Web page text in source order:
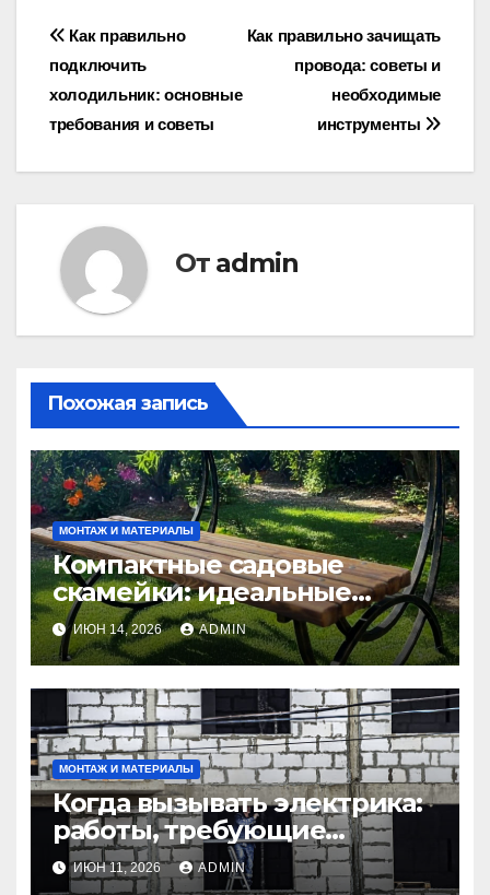
Навигация
по
записям
Как правильно зачищать
провода: советы и
необходимые
инструменты
Как правильно
подключить
холодильник: основные
требования и советы
От admin
Похожая запись
МОНТАЖ И МАТЕРИАЛЫ
Компактные садовые
скамейки: идеальные
решения Madmetal.ru для
маленьких участков
ИЮН 14, 2026 ADMIN
МОНТАЖ И МАТЕРИАЛЫ
Когда вызывать электрика:
работы, требующие
профессионала Электрик
круглосуточно
ИЮН 11, 2026 ADMIN